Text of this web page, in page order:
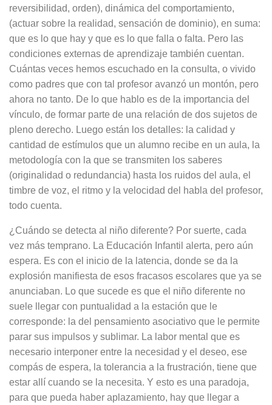
reversibilidad, orden), dinámica del comportamiento,
(actuar sobre la realidad, sensación de dominio), en suma:
que es lo que hay y que es lo que falla o falta. Pero las
condiciones externas de aprendizaje también cuentan.
Cuántas veces hemos escuchado en la consulta, o vivido
como padres que con tal profesor avanzó un montón, pero
ahora no tanto. De lo que hablo es de la importancia del
vínculo, de formar parte de una relación de dos sujetos de
pleno derecho. Luego están los detalles: la calidad y
cantidad de estímulos que un alumno recibe en un aula, la
metodología con la que se transmiten los saberes
(originalidad o redundancia) hasta los ruidos del aula, el
timbre de voz, el ritmo y la velocidad del habla del profesor,
todo cuenta.
¿Cuándo se detecta al niño diferente? Por suerte, cada
vez más temprano. La Educación Infantil alerta, pero aún
espera. Es con el inicio de la latencia, donde se da la
explosión manifiesta de esos fracasos escolares que ya se
anunciaban. Lo que sucede es que el niño diferente no
suele llegar con puntualidad a la estación que le
corresponde: la del pensamiento asociativo que le permite
parar sus impulsos y sublimar. La labor mental que es
necesario interponer entre la necesidad y el deseo, ese
compás de espera, la tolerancia a la frustración, tiene que
estar allí cuando se la necesita. Y esto es una paradoja,
para que pueda haber aplazamiento, hay que llegar a